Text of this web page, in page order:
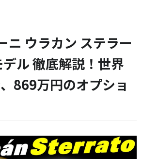
ニ ウラカン ステラー
ル 徹底解説！世界
869万円のオプショ